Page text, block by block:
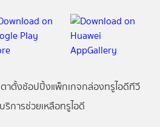
ตาตั้งช้อปปิ้งแพ็กเกจกล่องทรูไอดีทีวี
บริการช่วยเหลือทรูไอดี